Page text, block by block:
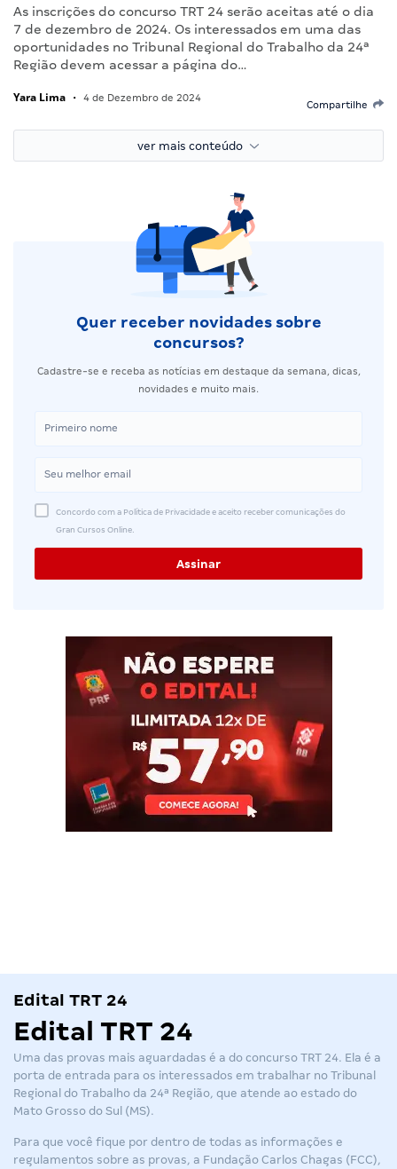
As inscrições do concurso TRT 24 serão aceitas até o dia
7 de dezembro de 2024. Os interessados em uma das
oportunidades no Tribunal Regional do Trabalho da 24ª
Região devem acessar a página do…
Yara Lima • 4 de Dezembro de 2024
Compartilhe
ver mais conteúdo
Quer receber novidades sobre
concursos?
Cadastre-se e receba as notícias em destaque da semana, dicas,
novidades e muito mais.
Concordo com a Política de Privacidade e aceito receber comunicações do
Gran Cursos Online.
Edital TRT 24
Edital TRT 24
Uma das provas mais aguardadas é a do concurso TRT 24. Ela é a
porta de entrada para os interessados em trabalhar no Tribunal
Regional do Trabalho da 24ª Região, que atende ao estado do
Mato Grosso do Sul (MS).
Para que você fique por dentro de todas as informações e
regulamentos sobre as provas, a Fundação Carlos Chagas (FCC),